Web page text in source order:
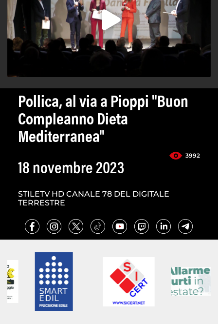
Pollica, al via a Pioppi "Buon
Compleanno Dieta
Mediterranea"
3992
18 novembre 2023
STILETV HD CANALE 78 DEL DIGITALE
TERRESTRE